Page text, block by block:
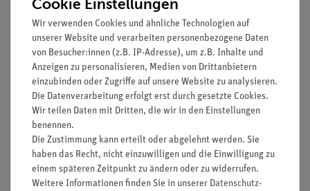
Bedienung
Mit ausführlicher Versuchsliteratur
Aufgaben
Bestimmen Sie die Gefrierpunktserniedrigung beim
Lösen eines starken Elektrolyten (NaCl) in Wasser.
Ermitteln Sie durch Vergleich mit dem theoretischen
Wert, der bei dieser Konzentration zu erwarten wäre, in
wieviel Ionen der Elektrolyt dissoziiert.
Bestimmen Sie die scheinbare molare Masse eines
Wir verwenden Cookies und ähnliche Technologien auf
unserer Website und verarbeiten personenbezogene Daten
von Besucher:innen (z.B. IP-Adresse), um z.B. Inhalte und
Anzeigen zu personalisieren, Medien von Drittanbietern
einzubinden oder Zugriffe auf unsere Website zu analysieren.
Die Datenverarbeitung erfolgt erst durch gesetzte Cookies.
Wir teilen Daten mit Dritten, die wir in den Einstellungen
benennen.
Die Zustimmung kann erteilt oder abgelehnt werden. Sie
haben das Recht, nicht einzuwilligen und die Einwilligung zu
einem späteren Zeitpunkt zu ändern oder zu widerrufen.
Weitere Informationen finden Sie in unserer Daten­schutz­